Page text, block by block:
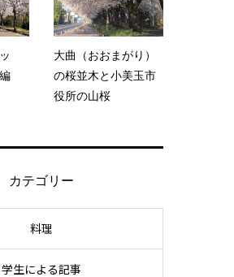
大曲（おおまがり）
の桜並木と小美玉市
役所の山桜
カテゴリー
料理
学生による記事